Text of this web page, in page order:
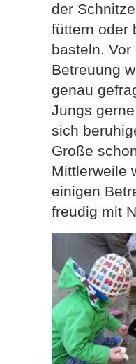
der
füttern oder
basteln. Vor
Betreuung
genau
Jungs
sich
Große
Mittlerweile
einigen
freudig mit